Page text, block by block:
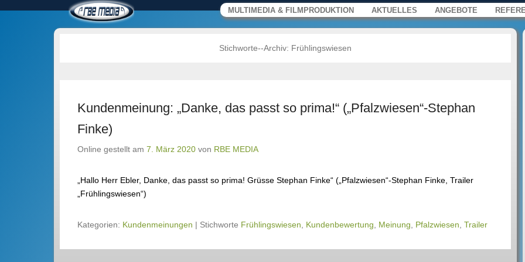
RBE MEDIA – Videos, Film und Multimedia für Web,
Primäres Menü
Zum Inhalt springen
MULTIMEDIA & FILMPRODUKTION AKTUELLES ANGEBOTE
Stichworte--Archiv: Frühlingswiesen
Kundenmeinung: „Danke, das passt so prima!“ („Pfalzwiesen“-Stephan
Finke)
Online gestellt am 7. März 2020 von RBE MEDIA
„Hallo Herr Ebler, Danke, das passt so prima! Grüsse Stephan Finke“ („Pfalzwiesen“-Stephan Finke, Trailer
„Frühlingswiesen“)
Kategorien: Kundenmeinungen | Stichworte Frühlingswiesen Kundenbewertung Meinung Pfalzwiesen Trailer